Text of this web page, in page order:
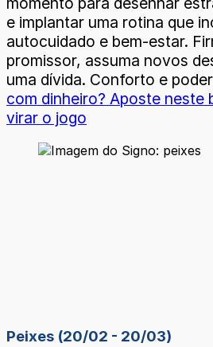
e implantar uma rotina que
autocuidado e bem-estar.
promissor, assuma novos
uma dívida. Conforto e
com dinheiro? Aposte neste
virar o jogo
Peixes (20/02 - 20/03)